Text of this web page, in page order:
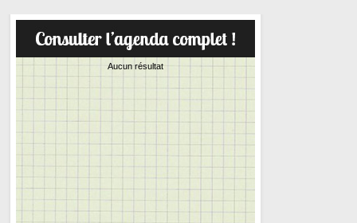
Aucun résultat